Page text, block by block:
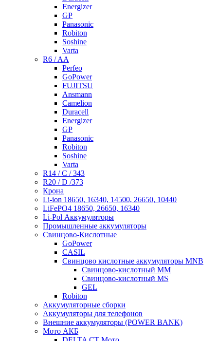
Energizer
GP
Panasonic
Robiton
Soshine
Varta
R6 / AA
Perfeo
GoPower
FUJITSU
Ansmann
Camelion
Duracell
Energizer
GP
Panasonic
Robiton
Soshine
Varta
R14 / C / 343
R20 / D /373
Крона
Li-ion 18650, 16340, 14500, 26650, 10440
LiFePO4 18650, 26650, 16340
Li-Pol Аккумуляторы
Промышленные аккумуляторы
Свинцово-Кислотные
GoPower
CASIL
Свинцово кислотные аккумуляторы MNB
Cвинцово-кислотный MM
Cвинцово-кислотный MS
GEL
Robiton
Аккумуляторные сборки
Аккумуляторы для телефонов
Внешние аккумуляторы (POWER BANK)
Мото АКБ